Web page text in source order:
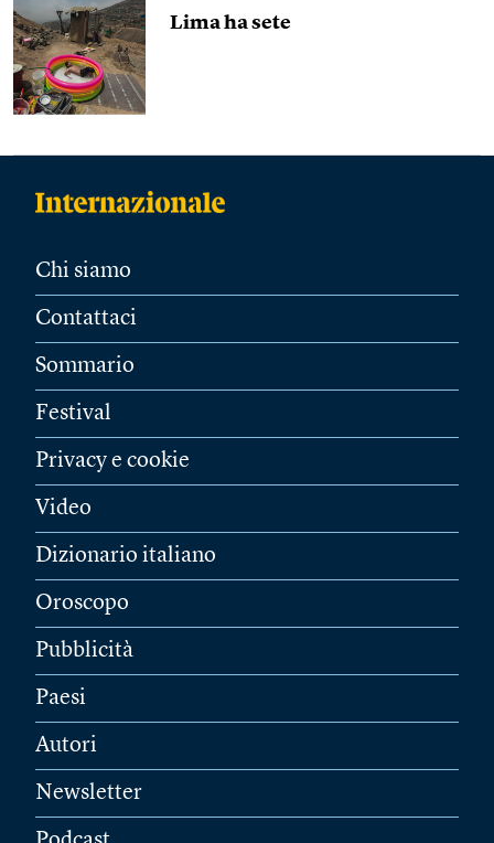
Lima ha sete
Chi siamo
Contattaci
Sommario
Festival
Privacy e cookie
Video
Dizionario italiano
Oroscopo
Pubblicità
Paesi
Autori
Newsletter